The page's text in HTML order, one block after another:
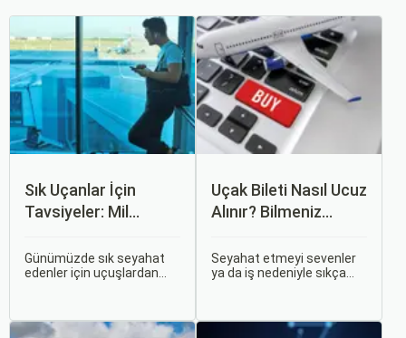
Sık Uçanlar İçin
Tavsiyeler: Mil
Günümüzde sık seyahat
edenler için uçuşlardan
puanları ve çeşitli seyahat
Uçak Bileti Nasıl Ucuz
Alınır? Bilmeniz
Detaylar
Seyahat etmeyi sevenler
ya da iş nedeniyle sıkça
Peki, uçak biletinizi daha